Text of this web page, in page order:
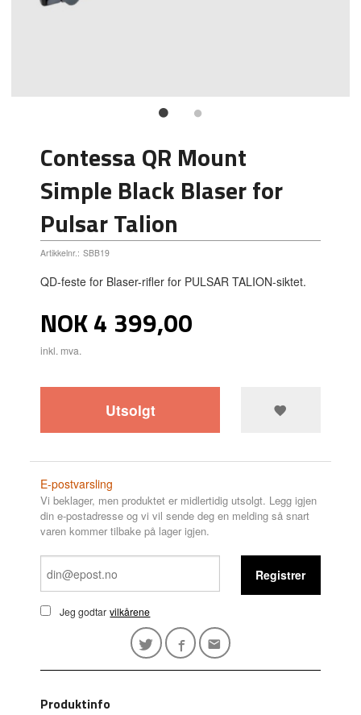
Contessa QR Mount
Simple Black Blaser for
Pulsar Talion
Artikkelnr.: SBB19
QD-feste for Blaser-rifler for PULSAR TALION-siktet.
Pris
NOK4 399,00
inkl. mva.
Utsolgt
E-postvarsling
Vi beklager, men produktet er midlertidig utsolgt. Legg igjen
din e-postadresse og vi vil sende deg en melding så snart
varen kommer tilbake på lager igjen.
Jeg godtar vilkårene
Registrer
Produktinfo